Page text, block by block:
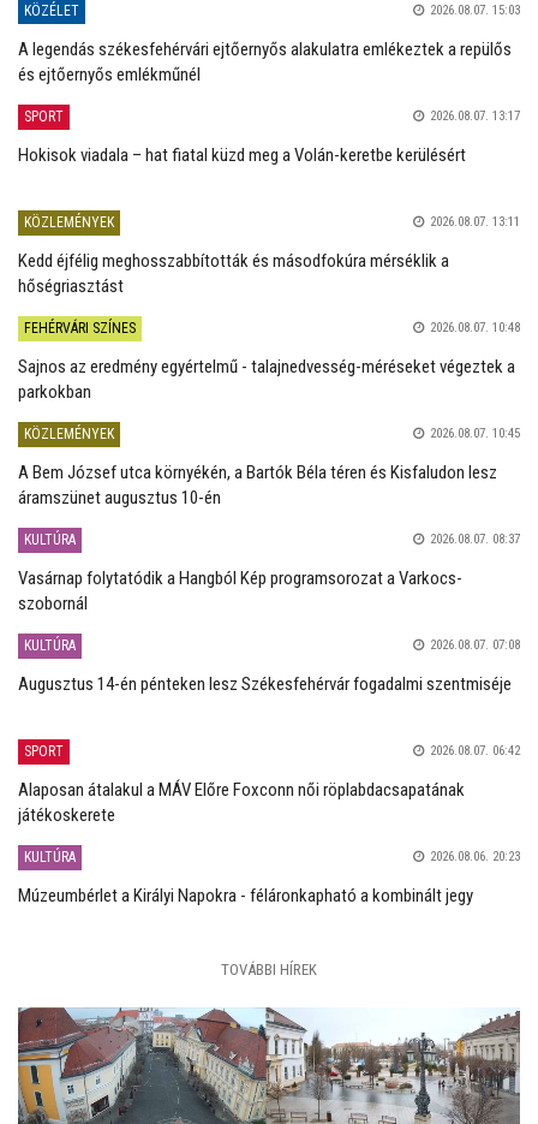
KÖZÉLET 2026.08.07. 15:03
A legendás székesfehérvári ejtőernyős alakulatra emlékeztek a repülős
és ejtőernyős emlékműnél
SPORT 2026.08.07. 13:17
Hokisok viadala – hat fiatal küzd meg a Volán-keretbe kerülésért
KÖZLEMÉNYEK 2026.08.07. 13:11
Kedd éjfélig meghosszabbították és másodfokúra mérséklik a
hőségriasztást
FEHÉRVÁRI SZÍNES 2026.08.07. 10:48
Sajnos az eredmény egyértelmű - talajnedvesség-méréseket végeztek a
parkokban
KÖZLEMÉNYEK 2026.08.07. 10:45
A Bem József utca környékén, a Bartók Béla téren és Kisfaludon lesz
áramszünet augusztus 10-én
KULTÚRA 2026.08.07. 08:37
Vasárnap folytatódik a Hangból Kép programsorozat a Varkocs-
szobornál
KULTÚRA 2026.08.07. 07:08
Augusztus 14-én pénteken lesz Székesfehérvár fogadalmi szentmiséje
SPORT 2026.08.07. 06:42
Alaposan átalakul a MÁV Előre Foxconn női röplabdacsapatának
játékoskerete
KULTÚRA 2026.08.06. 20:23
Múzeumbérlet a Királyi Napokra - féláronkapható a kombinált jegy
TOVÁBBI HÍREK